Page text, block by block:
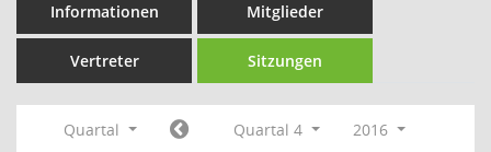
Informationen Mitglieder
Vertreter Sitzungen
Quartal Quartal 4
2016